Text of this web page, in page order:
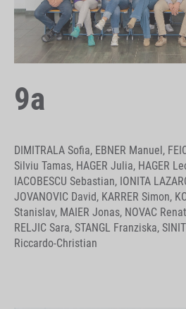
9a
DIMITRALA Sofia, EBNER Manuel,
Silviu Tamas, HAGER Julia, HAGER
IACOBESCU Sebastian, IONITA
JOVANOVIC David, KARRER Simon,
Stanislav, MAIER Jonas, NOVAC
RELJIC Sara, STANGL Franziska,
Riccardo-Christian